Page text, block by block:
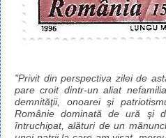
"Privit din perspectiva zilei de
pare croit dintr-un aliat
demnităţii, onoarei şi
Românie dominată de ură şi
întruchipat, alături de un